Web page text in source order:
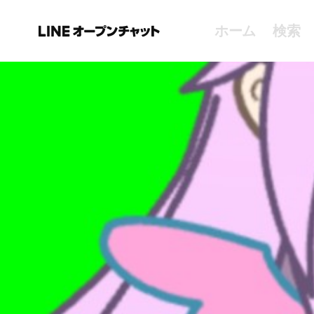
ホーム 検索